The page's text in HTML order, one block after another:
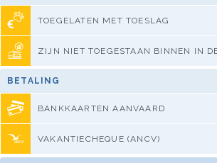
TOEGELATEN MET TOESLAG
ZIJN NIET TOEGESTAAN BINNEN IN
BETALING
BANKKAARTEN AANVAARD
VAKANTIECHEQUE (ANCV)